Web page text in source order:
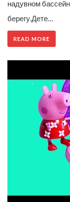
надувном
берегу.Дете…
READ MORE